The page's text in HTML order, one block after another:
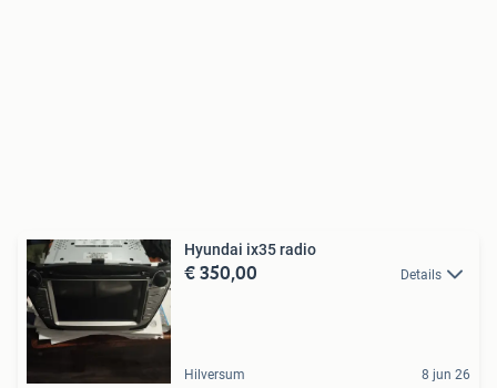
Hyundai ix35 radio
€ 350,00 Details
Hilversum 8 jun 26